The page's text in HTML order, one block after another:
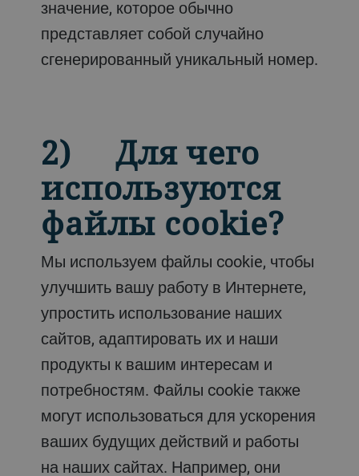
значение, которое обычно
представляет собой случайно
сгенерированный уникальный номер.
2) Для чего
используются
файлы cookie?
Мы используем файлы cookie, чтобы
улучшить вашу работу в Интернете,
упростить использование наших
сайтов, адаптировать их и наши
продукты к вашим интересам и
потребностям. Файлы cookie также
могут использоваться для ускорения
ваших будущих действий и работы
на наших сайтах. Например, они